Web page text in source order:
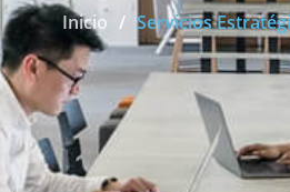
Inicio Servicios